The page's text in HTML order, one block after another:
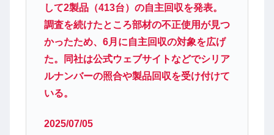
して2製品（413台）の自主回収を発表。
調査を続けたところ部材の不正使用が見つ
かったため、6月に自主回収の対象を広げ
た。同社は公式ウェブサイトなどでシリア
ルナンバーの照合や製品回収を受け付けて
いる。
2025/07/05